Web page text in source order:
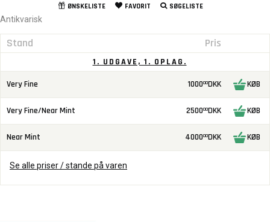
ØNSKELISTE FAVORIT SØGELISTE
Antikvarisk
Stand Pris
1. UDGAVE, 1. OPLAG.
Very Fine 100000DKK KØB
Very Fine/Near Mint 250000DKK KØB
Near Mint 400000DKK KØB
Se alle priser / stande på varen